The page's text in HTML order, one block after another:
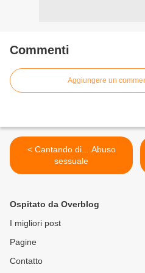
Commenti
Aggiungere un
< Cantando di... Abuso
sessuale
Ospitato da Overblog
I migliori post
Pagine
Contatto